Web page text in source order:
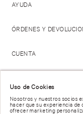
Uso de Cookies
Nosotros y nuestros socios
hacer que su experiencia de
ofrecer marketing
AYUDA
ÓRDENES Y
CUENTA
Términos de Uso |Privacidad y